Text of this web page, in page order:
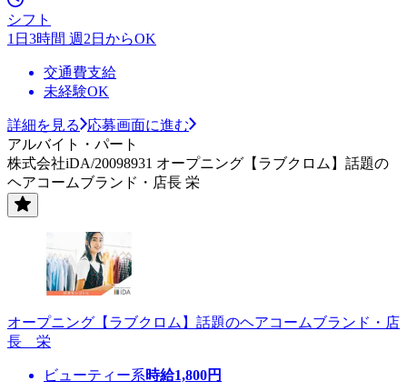
シフト
1日3時間 週2日からOK
交通費支給
未経験OK
詳細を見る
応募画面に進む
アルバイト・パート
株式会社iDA/20098931 オープニング【ラブクロム】話題の
ヘアコームブランド・店長 栄
オープニング【ラブクロム】話題のヘアコームブランド・店
長 栄
ビューティー系時給1,800円